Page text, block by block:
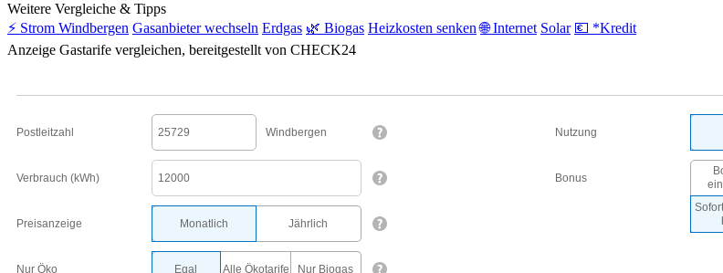
Weitere Vergleiche & Tipps
⚡ Strom Windbergen Gasanbieter wechseln Erdgas 🌿 Biogas Heizkosten senken 🌐 Internet Solar 💶 *Kredit
Anzeige Gastarife vergleichen, bereitgestellt von CHECK24